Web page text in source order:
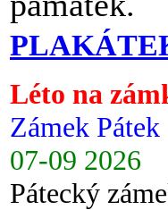
Léto na
Zámek Pátek
07-09 2026
Pátecký